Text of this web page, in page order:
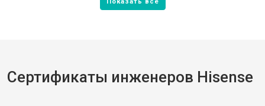
Сертификаты инженеров Hisense